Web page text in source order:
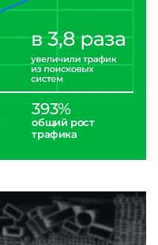
393%
общий рост
трафика